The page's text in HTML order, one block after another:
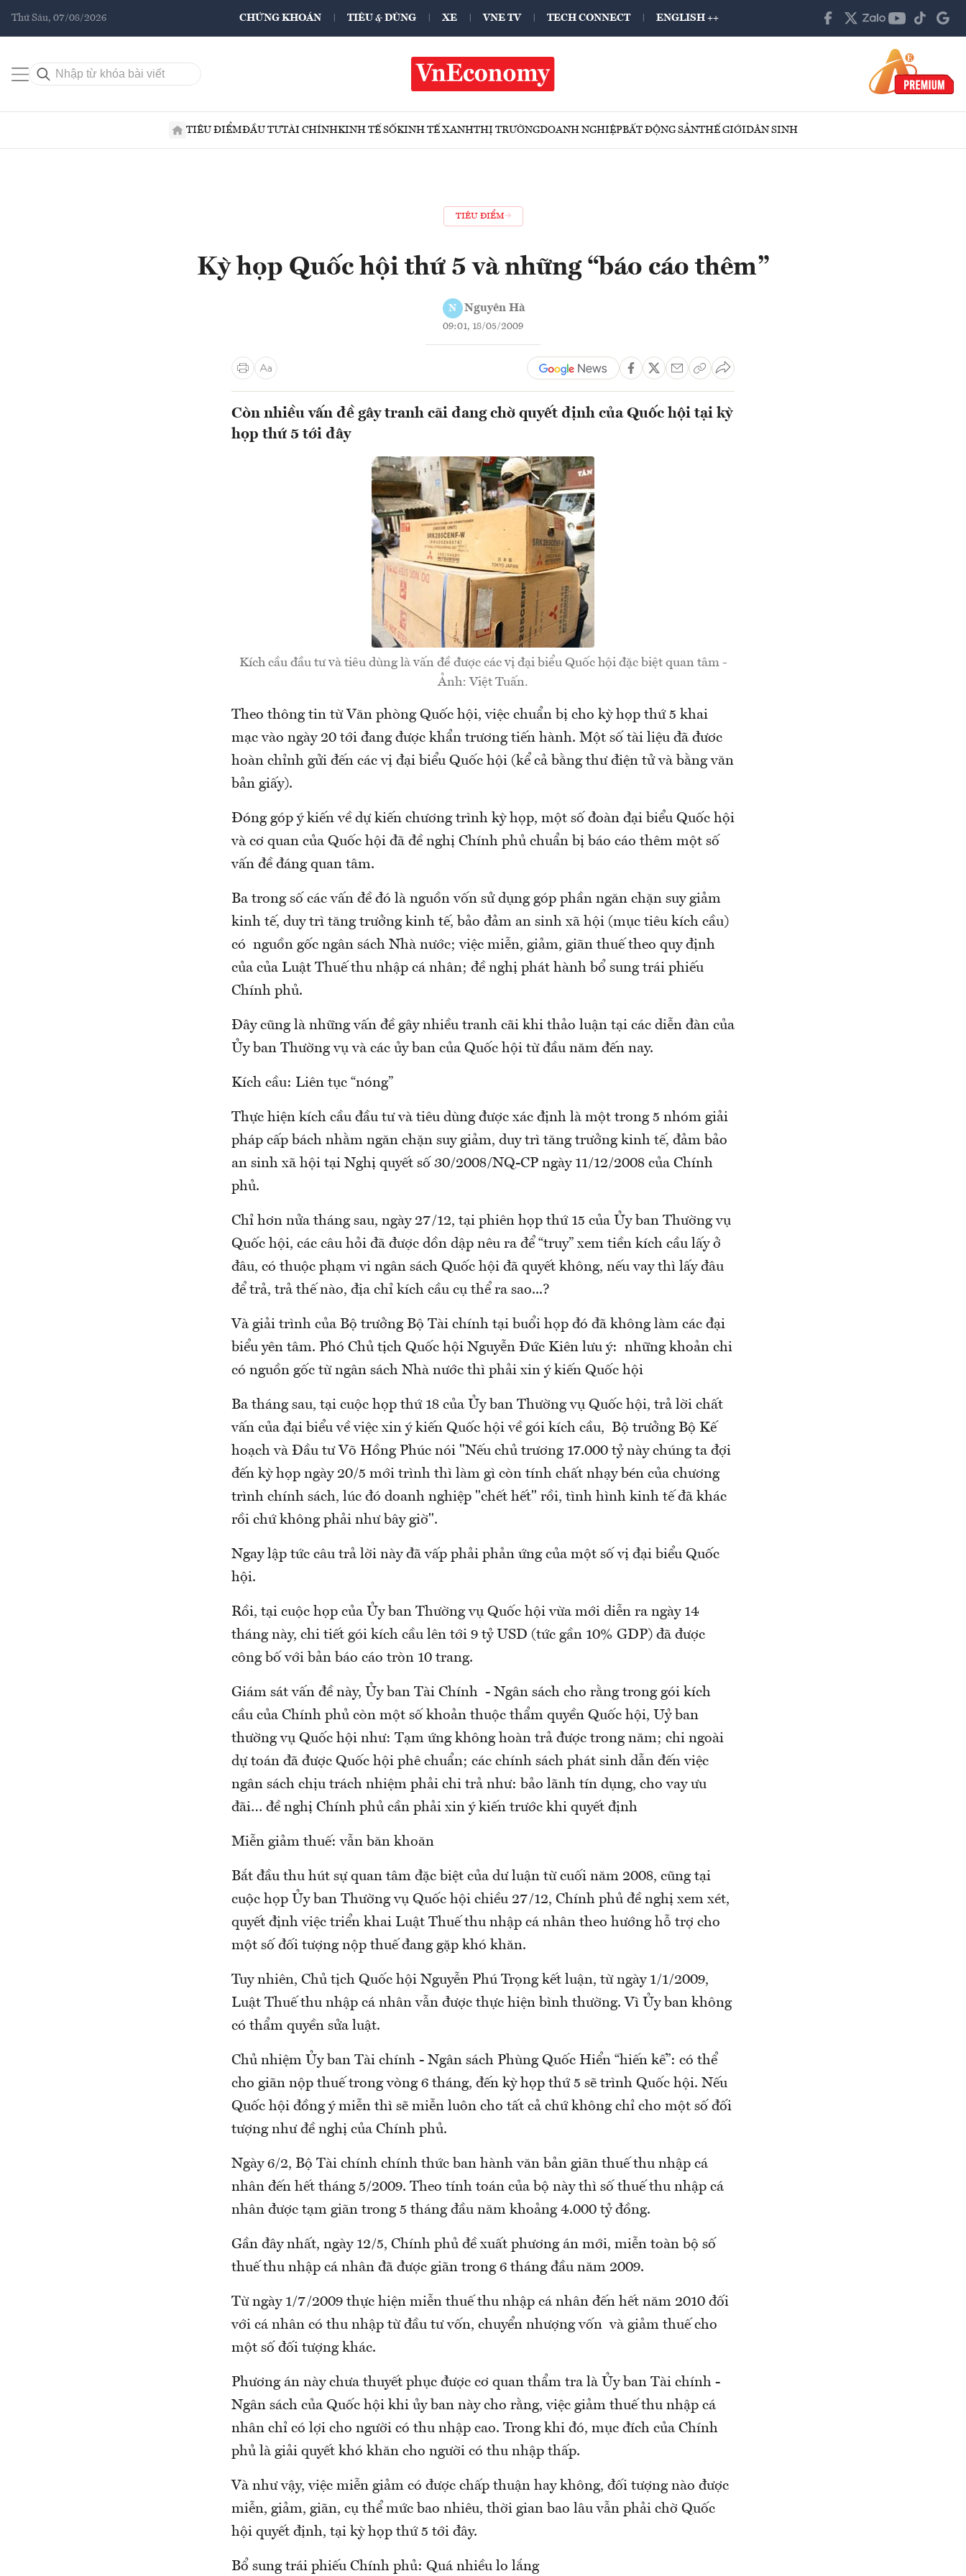
Thứ Sáu, 07/08/2026 CHỨNG KHOÁN TIÊU & DÙNG XE VNE TV TECH CONNECT ENGLISH ++
TIÊU ĐIỂMĐẦU TƯTÀI CHÍNHKINH TẾ SỐKINH TẾ XANHTHỊ TRƯỜNGDOANH NGHIỆPBẤT ĐỘNG SẢNTHẾ GIỚIDÂN SINH
TIÊU ĐIỂM
Kỳ họp Quốc hội thứ 5 và những “báo cáo thêm”
N Nguyên Hà
09:01, 18/05/2009
Còn nhiều vấn đề gây tranh cãi đang chờ quyết định của Quốc hội tại kỳ
họp thứ 5 tới đây
Kích cầu đầu tư và tiêu dùng là vấn đề được các vị đại biểu Quốc hội đặc biệt quan tâm -
Ảnh: Việt Tuấn.
Theo thông tin từ Văn phòng Quốc hội, việc chuẩn bị cho kỳ họp thứ 5 khai
mạc vào ngày 20 tới đang được khẩn trương tiến hành. Một số tài liệu đã đươc
hoàn chỉnh gửi đến các vị đại biểu Quốc hội (kể cả bằng thư điện tử và bằng văn
bản giấy).
Đóng góp ý kiến về dự kiến chương trình kỳ họp, một số đoàn đại biểu Quốc hội
và cơ quan của Quốc hội đã đề nghị Chính phủ chuẩn bị báo cáo thêm một số
vấn đề đáng quan tâm.
Ba trong số các vấn đề đó là nguồn vốn sử dụng góp phần ngăn chặn suy giảm
kinh tế, duy trì tăng trưởng kinh tế, bảo đảm an sinh xã hội (mục tiêu kích cầu)
có nguồn gốc ngân sách Nhà nước; việc miễn, giảm, giãn thuế theo quy định
của của Luật Thuế thu nhập cá nhân; đề nghị phát hành bổ sung trái phiếu
Chính phủ.
Đây cũng là những vấn đề gây nhiều tranh cãi khi thảo luận tại các diễn đàn của
Ủy ban Thường vụ và các ủy ban của Quốc hội từ đầu năm đến nay.
Kích cầu: Liên tục “nóng”
Thực hiện kích cầu đầu tư và tiêu dùng được xác định là một trong 5 nhóm giải
pháp cấp bách nhằm ngăn chặn suy giảm, duy trì tăng trưởng kinh tế, đảm bảo
an sinh xã hội tại Nghị quyết số 30/2008/NQ-CP ngày 11/12/2008 của Chính
phủ.
Chỉ hơn nửa tháng sau, ngày 27/12, tại phiên họp thứ 15 của Ủy ban Thường vụ
Quốc hội, các câu hỏi đã được dồn dập nêu ra để “truy” xem tiền kích cầu lấy ở
đâu, có thuộc phạm vi ngân sách Quốc hội đã quyết không, nếu vay thì lấy đâu
để trả, trả thế nào, địa chỉ kích cầu cụ thể ra sao...?
Và giải trình của Bộ trưởng Bộ Tài chính tại buổi họp đó đã không làm các đại
biểu yên tâm. Phó Chủ tịch Quốc hội Nguyễn Đức Kiên lưu ý: những khoản chi
có nguồn gốc từ ngân sách Nhà nước thì phải xin ý kiến Quốc hội
Ba tháng sau, tại cuộc họp thứ 18 của Ủy ban Thường vụ Quốc hội, trả lời chất
vấn của đại biểu về việc xin ý kiến Quốc hội về gói kích cầu, Bộ trưởng Bộ Kế
hoạch và Đầu tư Võ Hồng Phúc nói "Nếu chủ trương 17.000 tỷ này chúng ta đợi
đến kỳ họp ngày 20/5 mới trình thì làm gì còn tính chất nhạy bén của chương
trình chính sách, lúc đó doanh nghiệp "chết hết" rồi, tình hình kinh tế đã khác
rồi chứ không phải như bây giờ".
Ngay lập tức câu trả lời này đã vấp phải phản ứng của một số vị đại biểu Quốc
hội.
Rồi, tại cuộc họp của Ủy ban Thường vụ Quốc hội vừa mới diễn ra ngày 14
tháng này, chi tiết gói kích cầu lên tới 9 tỷ USD (tức gần 10% GDP) đã được
công bố với bản báo cáo tròn 10 trang.
Giám sát vấn đề này, Ủy ban Tài Chính - Ngân sách cho rằng trong gói kích
cầu của Chính phủ còn một số khoản thuộc thẩm quyền Quốc hội, Uỷ ban
thường vụ Quốc hội như: Tạm ứng không hoàn trả được trong năm; chi ngoài
dự toán đã được Quốc hội phê chuẩn; các chính sách phát sinh dẫn đến việc
ngân sách chịu trách nhiệm phải chi trả như: bảo lãnh tín dụng, cho vay ưu
đãi… đề nghị Chính phủ cần phải xin ý kiến trước khi quyết định
Miễn giảm thuế: vẫn băn khoăn
Bắt đầu thu hút sự quan tâm đặc biệt của dư luận từ cuối năm 2008, cũng tại
cuộc họp Ủy ban Thường vụ Quốc hội chiều 27/12, Chính phủ đề nghị xem xét,
quyết định việc triển khai Luật Thuế thu nhập cá nhân theo hướng hỗ trợ cho
một số đối tượng nộp thuế đang gặp khó khăn.
Tuy nhiên, Chủ tịch Quốc hội Nguyễn Phú Trọng kết luận, từ ngày 1/1/2009,
Luật Thuế thu nhập cá nhân vẫn được thực hiện bình thường. Vì Ủy ban không
có thẩm quyền sửa luật.
Chủ nhiệm Ủy ban Tài chính - Ngân sách Phùng Quốc Hiển “hiến kế”: có thể
cho giãn nộp thuế trong vòng 6 tháng, đến kỳ họp thứ 5 sẽ trình Quốc hội. Nếu
Quốc hội đồng ý miễn thì sẽ miễn luôn cho tất cả chứ không chỉ cho một số đối
tượng như đề nghị của Chính phủ.
Ngày 6/2, Bộ Tài chính chính thức ban hành văn bản giãn thuế thu nhập cá
nhân đến hết tháng 5/2009. Theo tính toán của bộ này thì số thuế thu nhập cá
nhân được tạm giãn trong 5 tháng đầu năm khoảng 4.000 tỷ đồng.
Gần đây nhất, ngày 12/5, Chính phủ đề xuất phương án mới, miễn toàn bộ số
thuế thu nhập cá nhân đã được giãn trong 6 tháng đầu năm 2009.
Từ ngày 1/7/2009 thực hiện miễn thuế thu nhập cá nhân đến hết năm 2010 đối
với cá nhân có thu nhập từ đầu tư vốn, chuyển nhượng vốn và giảm thuế cho
một số đối tượng khác.
Phương án này chưa thuyết phục được cơ quan thẩm tra là Ủy ban Tài chính -
Ngân sách của Quốc hội khi ủy ban này cho rằng, việc giảm thuế thu nhập cá
nhân chỉ có lợi cho người có thu nhập cao. Trong khi đó, mục đích của Chính
phủ là giải quyết khó khăn cho người có thu nhập thấp.
Và như vậy, việc miễn giảm có được chấp thuận hay không, đối tượng nào được
miễn, giảm, giãn, cụ thể mức bao nhiêu, thời gian bao lâu vẫn phải chờ Quốc
hội quyết định, tại kỳ họp thứ 5 tới đây.
Bổ sung trái phiếu Chính phủ: Quá nhiều lo lắng